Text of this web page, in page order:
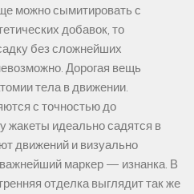
можно сымитировать с
добавок, то
без сложнейших
Дорогая вещь
тела в движении.
с точностью до
жакеты идеально садятся в
движений и визуально
маркер — изнанка. В
отделка выглядит так же